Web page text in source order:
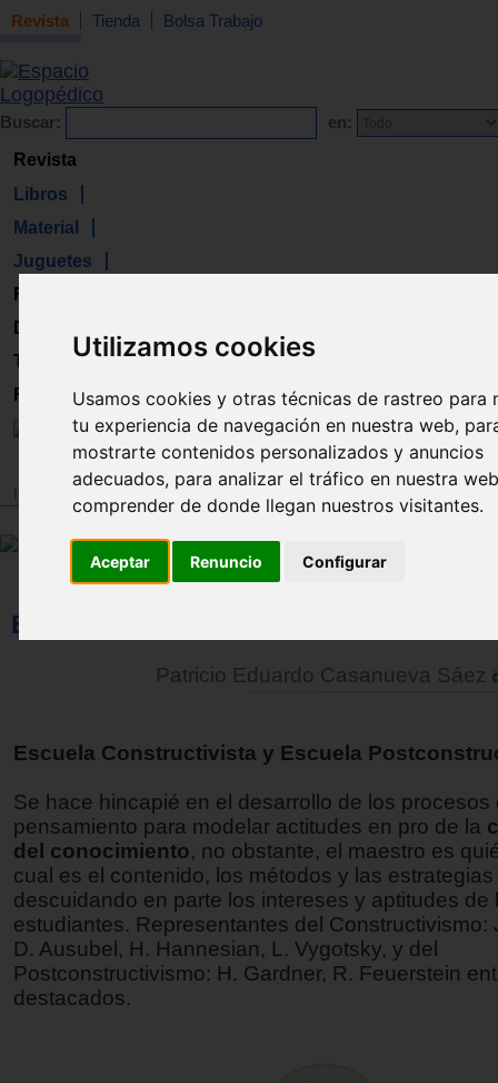
Utilizamos cookies
Usamos cookies y otras técnicas de rastreo para
tu experiencia de navegación en nuestra web,
mostrarte contenidos personalizados y anuncios
adecuados, para analizar el tráfico en nuestra
comprender de donde llegan nuestros visitantes.
Aceptar Renuncio Configurar
Revista Tienda Bolsa Trabajo
Buscar: en:
Revista
Libros
Material
Juguetes
Formación
Directorio
Trabajo
Registro
Educación y aprendizaje significativo
Patricio Eduardo Casanueva Sáez
Escuela Constructivista y Escuela
Se hace hincapié en el desarrollo de los procesos
pensamiento para modelar actitudes en pro de la
del conocimiento, no obstante, el maestro es
cual es el contenido, los métodos y las estrategias
descuidando en parte los intereses y aptitudes de
estudiantes. Representantes del Constructivismo:
D. Ausubel, H. Hannesian, L. Vygotsky, y del
Postconstructivismo: H. Gardner, R. Feuerstein
destacados.